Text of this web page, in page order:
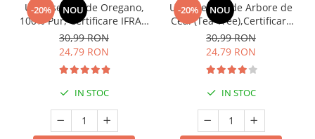
-20% NOU
Ulei Esențial de Oregano,
100% Pur, Certificare IFRA –
Antiseptic Puternic,
Antiinfecțios și Antifungic
30,99 RON
24,79 RON
IN STOC
-20% NOU
Ulei Esential de Arbore de
Ceai (Tea Tree),Certificare
IFRA, 10ml(acnee, infectii
fungice, matreata, infectii
vaginale, hemoroizi)
30,99 RON
24,79 RON
IN STOC